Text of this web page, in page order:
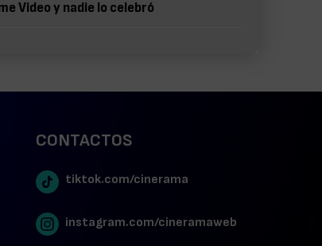
Video y nadie lo celebró
CONTACTOS
tiktok.com/cinerama
instagram.com/cineramaweb